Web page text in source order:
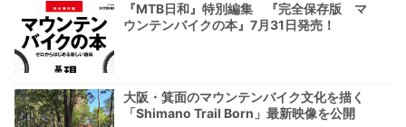
『MTB日和』特別編集 『完全保存版 マ
ウンテンバイクの本』7月31日発売！
大阪・箕面のマウンテンバイク文化を描く
「Shimano Trail Born」最新映像を公開